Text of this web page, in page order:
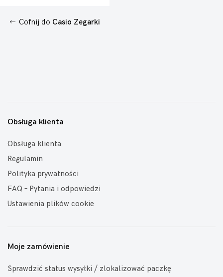
Cofnij do Casio Zegarki
Obsługa klienta
Obsługa klienta
Regulamin
Polityka prywatności
FAQ – Pytania i odpowiedzi
Ustawienia plików cookie
Moje zamówienie
Sprawdzić status wysyłki / zlokalizować paczkę